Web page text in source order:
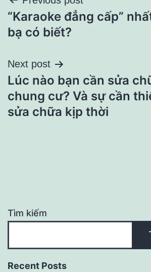
hướng
viết
“Karaoke đẳng cấp”
bạ có biết?
Next post
Lúc nào bạn cần sửa
chung cư? Và sự cần
sửa chữa kịp thời
Tìm kiếm
Recent Posts